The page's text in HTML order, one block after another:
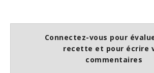
Connectez-vous pour
recette et pour écrire
commentaires